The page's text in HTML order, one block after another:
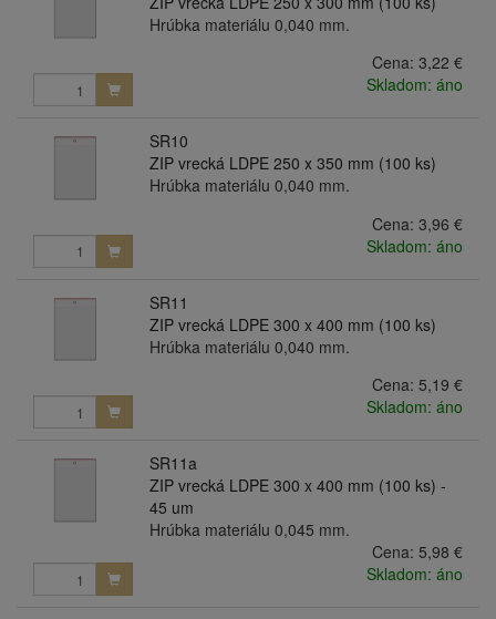
Hrúbka materiálu 0,040 mm.
Cena: 3,22 €
Skladom: áno
SR10
ZIP vrecká LDPE 250 x 350 mm (100 ks)
Hrúbka materiálu 0,040 mm.
Cena: 3,96 €
Skladom: áno
SR11
ZIP vrecká LDPE 300 x 400 mm (100 ks)
Hrúbka materiálu 0,040 mm.
Cena: 5,19 €
Skladom: áno
SR11a
ZIP vrecká LDPE 300 x 400 mm (100 ks) -
45 um
Hrúbka materiálu 0,045 mm.
Cena: 5,98 €
Skladom: áno